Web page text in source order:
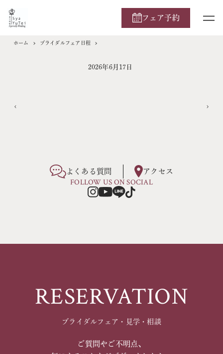
フェア予約
ホーム ブライダルフェア日程
2026年6月17日
よくある質問 アクセス
FOLLOW US ON SOCIAL
RESERVATION
ブライダルフェア・見学・相談
ご質問やご不明点、